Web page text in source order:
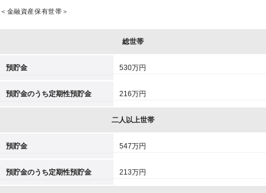
＜金融資産保有世帯＞
総世帯
預貯金 530万円
預貯金のうち定期性預貯金 216万円
二人以上世帯
預貯金 547万円
預貯金のうち定期性預貯金 213万円